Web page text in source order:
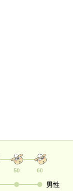
50 60
男性